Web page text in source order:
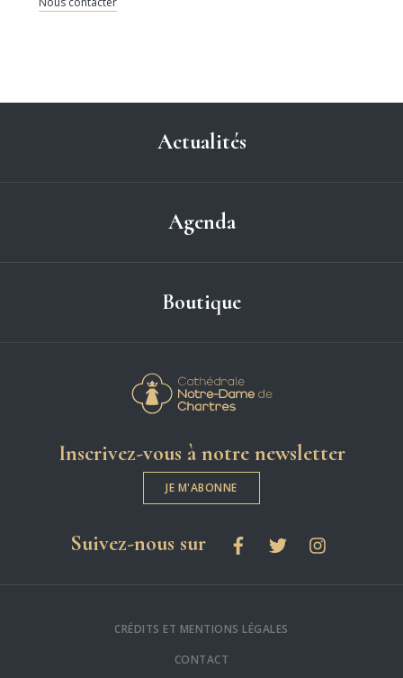
Actualités
Agenda
Boutique
Inscrivez-vous à notre newsletter
JE M'ABONNE
Suivez-nous surles réseaux sociaux
FacebookTwitterInstagram
CRÉDITS ET MENTIONS LÉGALES
CONTACT